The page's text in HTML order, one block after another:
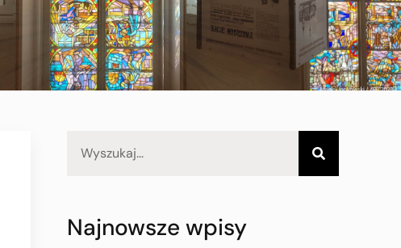
Najnowsze wpisy